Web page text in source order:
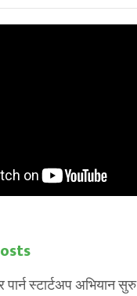
पार्न स्टार्टअप अभियान सुरु